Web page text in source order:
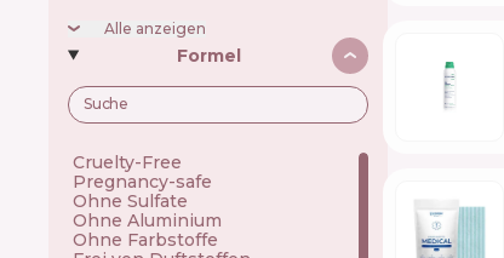
Shiseido 🇯🇵
The Ordinary 🇨🇦
Vichy 🇫🇷
Alle anzeigen
Formel
Cruelty-Free
Pregnancy-safe
Ohne Sulfate
Ohne Aluminium
Ohne Farbstoffe